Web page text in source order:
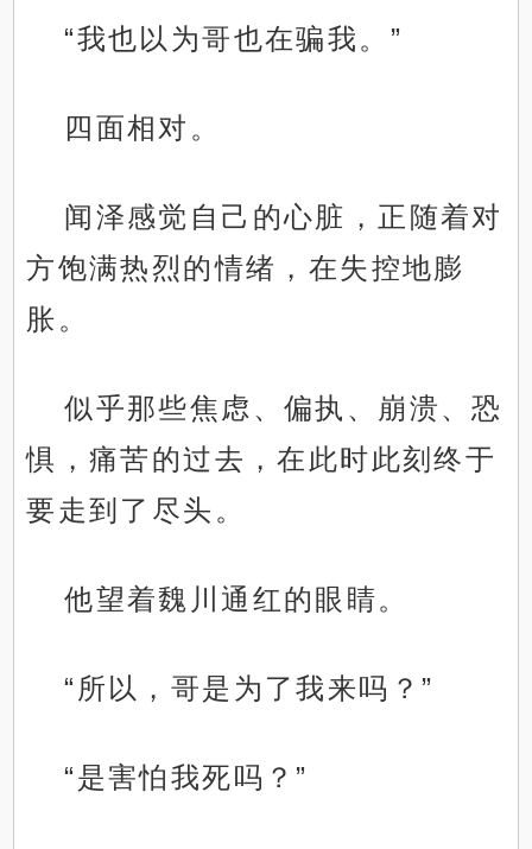
“我也以为哥也在骗我。”
四面相对。
闻泽感觉自己的心脏，正随着对
方饱满热烈的情绪，在失控地膨
胀。
似乎那些焦虑、偏执、崩溃、恐
惧，痛苦的过去，在此时此刻终于
要走到了尽头。
他望着魏川通红的眼睛。
“所以，哥是为了我来吗？”
“是害怕我死吗？”